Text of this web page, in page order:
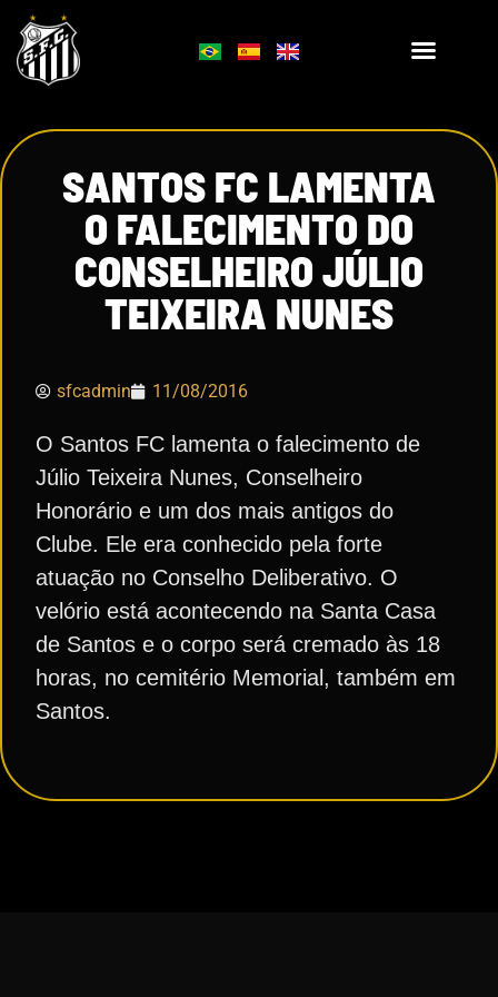
SANTOS FC LAMENTA
O FALECIMENTO DO
CONSELHEIRO JÚLIO
TEIXEIRA NUNES
sfcadmin 11/08/2016
O Santos FC lamenta o falecimento de
Júlio Teixeira Nunes, Conselheiro
Honorário e um dos mais antigos do
Clube. Ele era conhecido pela forte
atuação no Conselho Deliberativo. O
velório está acontecendo na Santa Casa
de Santos e o corpo será cremado às 18
horas, no cemitério Memorial, também em
Santos.